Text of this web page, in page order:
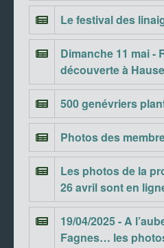
Le festival des
Dimanche 11 mai -
découverte à
500 genévriers
Photos des
Les photos de la
26 avril sont en
19/04/2025 - A
Fagnes… les